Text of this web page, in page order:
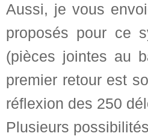
Aussi, je vous
proposés pour ce
(pièces jointes au
premier retour est
réflexion des 250
Plusieurs